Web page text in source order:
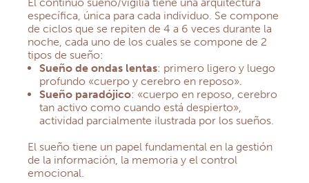
específica, única para cada individuo. Se compone
de ciclos que se repiten de 4 a 6 veces durante la
noche, cada uno de los cuales se compone de 2
tipos de sueño:
Sueño de ondas lentas: primero ligero y luego
profundo «cuerpo y cerebro en reposo».
Sueño paradójico: «cuerpo en reposo, cerebro
tan activo como cuando está despierto»,
actividad parcialmente ilustrada por los sueños.
El sueño tiene un papel fundamental en la gestión
de la información, la memoria y el control
emocional.